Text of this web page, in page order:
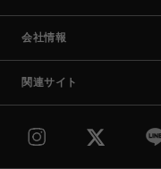
会社情報
関連サイト